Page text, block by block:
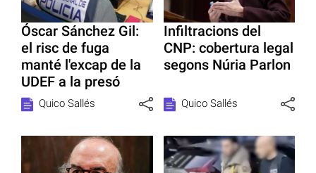
Óscar Sánchez Gil:
el risc de fuga
manté l'excap de la
UDEF a la presó
Quico Sallés
Infiltracions del
CNP: cobertura legal
segons Núria Parlon
Quico Sallés